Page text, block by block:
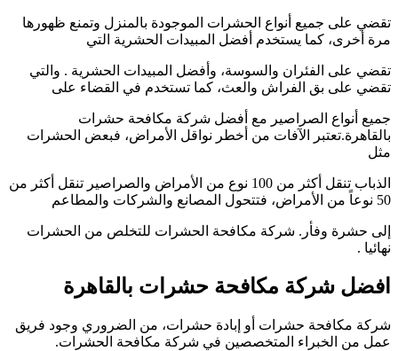
تقضي على جميع أنواع الحشرات الموجودة بالمنزل وتمنع ظهورها
مرة أخرى، كما يستخدم أفضل المبيدات الحشرية التي
تقضي على الفئران والسوسة، وأفضل المبيدات الحشرية . والتي
تقضي على بق الفراش والعث، كما تستخدم في القضاء على
جميع أنواع الصراصير مع أفضل شركة مكافحة حشرات
بالقاهرة.تعتبر الآفات من أخطر نواقل الأمراض، فبعض الحشرات
مثل
الذباب تنقل أكثر من 100 نوع من الأمراض والصراصير تنقل أكثر من
50 نوعاً من الأمراض، فتتحول المصانع والشركات والمطاعم
إلى حشرة وفأر. شركة مكافحة الحشرات للتخلص من الحشرات
نهائيا .
افضل شركة مكافحة حشرات بالقاهرة
شركة مكافحة حشرات أو إبادة حشرات، من الضروري وجود فريق
عمل من الخبراء المتخصصين في شركة مكافحة الحشرات.